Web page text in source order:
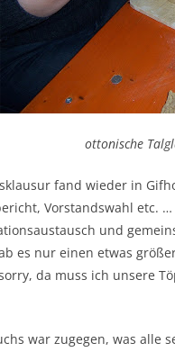
ottonische
fand wieder in
Vorstandswahl etc.
und
es nur einen etwas
da muss ich unsere
war zugegen, was